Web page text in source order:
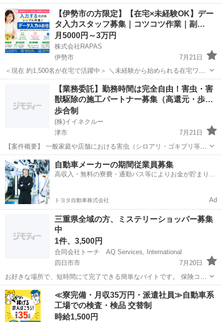
間、週1回からでもOK。駐車場あり。日給とは別に、お客様からの高
評価、高稼働に応じてボーナスあります。
三重 桑名市 桑名駅 その他
【伊勢市の方限定】【在宅×未経験OK】デー
タ入力スタッフ募集｜コツコツ作業｜副…
月5000円～3万円
株式会社RAPAS
伊勢市
7月21日
＜現在 約1,500名が在宅で活躍中＞ ＼未経験から始められる在宅ワー
クです／ 24時間365日いつでも作業可能！ 好きな時間に、コツコツ進
められるシンプルな作業です パソコンに表示される画像データを確
その他 時給
【業務委託】勤務時間は完全自由！害虫・害
獣駆除の施工パートナー募集（高還元・歩…
歩合制
(株)イイネクルー
津市
7月21日
【案件概要】 一般家庭や店舗における害虫（シロアリ・ゴキブリ等）
や害獣（ネズミ・イタチ等）の駆除・防除施工をお任せできるパート
ナーを募集しています。 「今の仕事にプラスアルファで稼ぎたい」
「自分のペースで現場を回りた...
三重 津市 その他
自動車メーカーの期間従業員募集
高収入・無料の寮費・通勤バス等によりお金が貯まりや
トヨタ自動車株式会社 Ad
三重県全域の方、ミステリーショッパー募集
中
1件、3,500円
合同会社トーチ AQ Services, International
四日市市
7月20日
お好きな場所で、短時間にて完了できる簡単なバイトです。 保険コン
サルタントの説明を聞いていただき、その状況について、調査票に記
入いただきます。報酬は3,500円で、調査完了後すぐに、お振込みしま
す。
三重 四日市市 その他
≪寮完備・月収35万円・派遣社員≫自動車系
工場での検査・検品 交替制
時給1,500円